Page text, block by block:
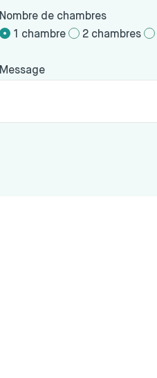
Nombre de chambres
1 chambre
2 chambres
Message